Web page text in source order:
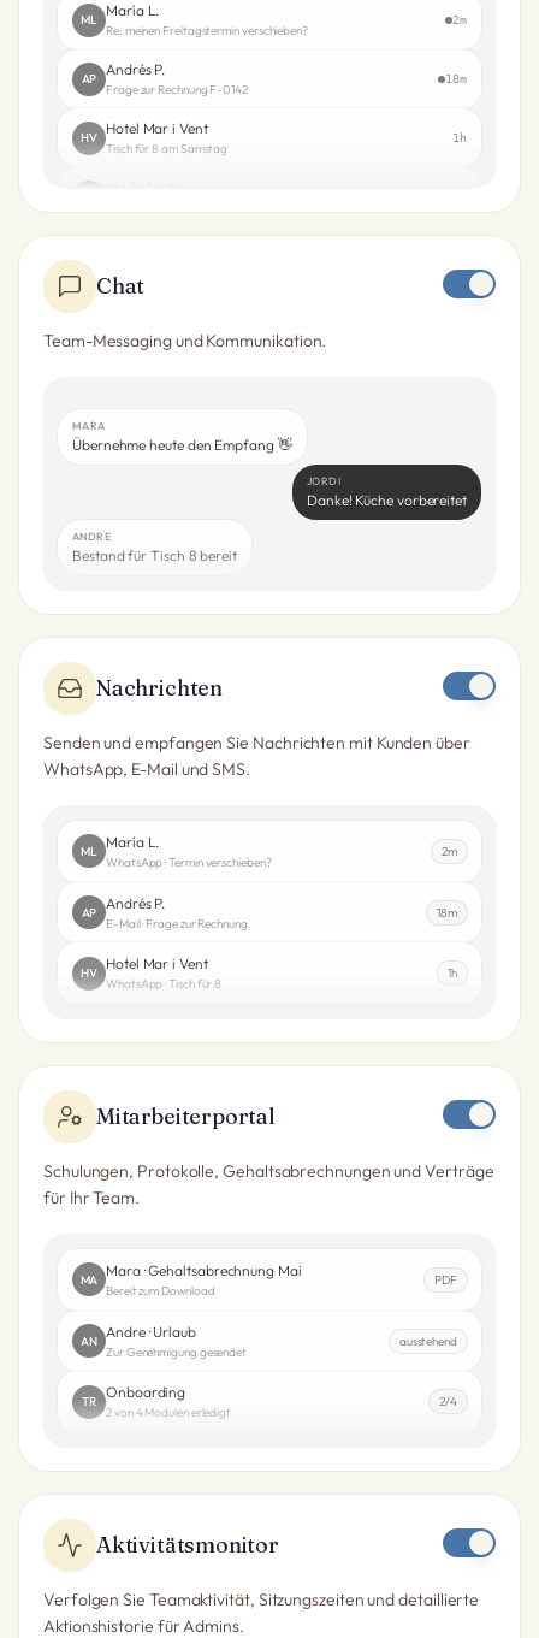
ML
María L.
Re: meinen Freitagstermin verschieben?
2m
AP
Andrés P.
Frage zur Rechnung F-0142
18m
HV
Hotel Mar i Vent
Tisch für 8 am Samstag
1h
Moda Norte
Chat
Team-Messaging und Kommunikation.
MARA
Übernehme heute den Empfang 👋
JORDI
Danke! Küche vorbereitet
ANDRE
Bestand für Tisch 8 bereit
Nachrichten
Senden und empfangen Sie Nachrichten mit Kunden über
WhatsApp, E-Mail und SMS.
ML
María L.
WhatsApp · Termin verschieben?
2m
AP
Andrés P.
E-Mail · Frage zur Rechnung
18m
HV
Hotel Mar i Vent
WhatsApp · Tisch für 8
1h
Mitarbeiterportal
Schulungen, Protokolle, Gehaltsabrechnungen und Verträge
für Ihr Team.
MA
Mara · Gehaltsabrechnung Mai
Bereit zum Download
PDF
AN
Andre · Urlaub
Zur Genehmigung gesendet
ausstehend
TR
Onboarding
2 von 4 Modulen erledigt
2/4
Aktivitätsmonitor
Verfolgen Sie Teamaktivität, Sitzungszeiten und detaillierte
Aktionshistorie für Admins.